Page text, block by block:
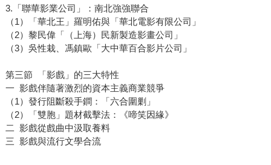
3.「聯華影業公司」：南北強強聯合
（1）「華北王」羅明佑與「華北電影有限公司」
（2）黎民偉「（上海）民新製造影畫公司」
（3）吳性栽、馮鎮歐「大中華百合影片公司」
第三節 「影戲」的三大特性
一 影戲伴隨著激烈的資本主義商業競爭
（1）發行阻斷殺手鐧：「六合圍剿」
（2）「雙胞」題材截擊法：《啼笑因緣》
二 影戲從戲曲中汲取養料
三 影戲與流行文學合流